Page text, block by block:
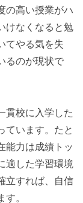
の高い授業がハ
けなくなると勉
てやる気を失
るのが現状で
貫校に入学した
ています。たと
能力は成績トッ
適した学習環境
立すれば、自信
。